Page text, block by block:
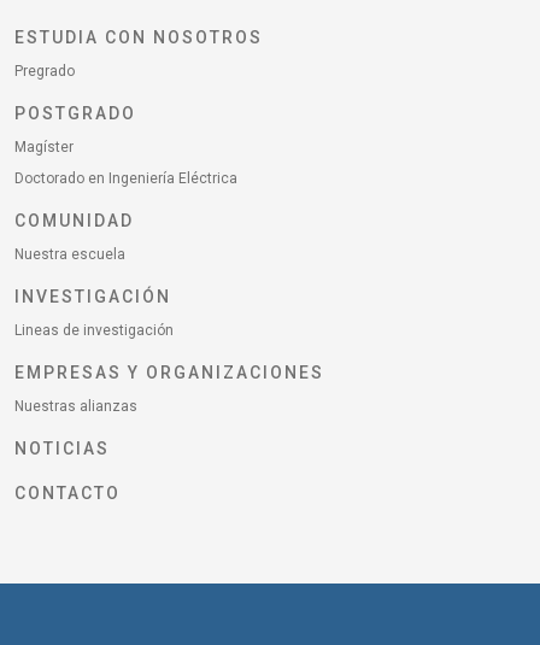
ESTUDIA CON NOSOTROS
Pregrado
POSTGRADO
Magíster
Doctorado en Ingeniería Eléctrica
COMUNIDAD
Nuestra escuela
INVESTIGACIÓN
Lineas de investigación
EMPRESAS Y ORGANIZACIONES
Nuestras alianzas
NOTICIAS
CONTACTO